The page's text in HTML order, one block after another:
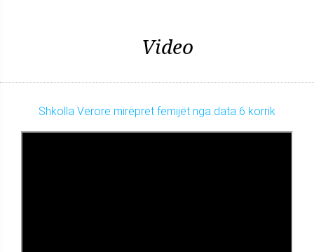
Video
Shkolla Verore mirëpret fëmijët nga data 6 korrik